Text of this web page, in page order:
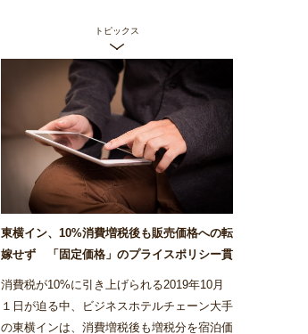
トピックス
東横イン、10%消費増税後も販売価格への転
嫁せず 「固定価格」のプライスポリシー貫
く方針～Airstair
消費税が10%に引き上げられる2019年10月
１日が迫る中、ビジネスホテルチェーン大手
の東横インは、消費増税後も増税分を宿泊価